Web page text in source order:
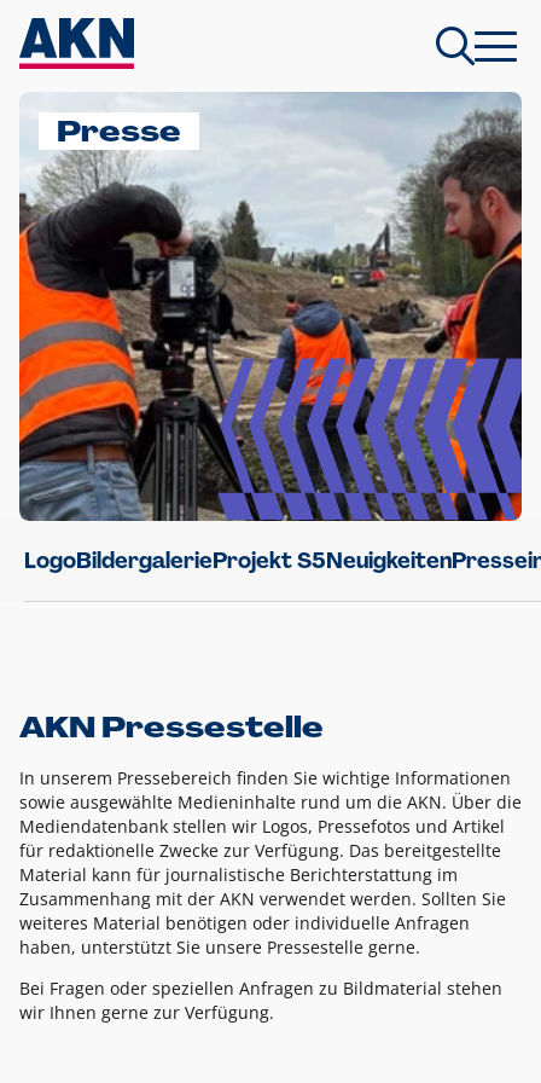
Presse
LogoBildergalerieProjekt S5Neuigkeiten
AKN Pressestelle
In unserem Pressebereich finden Sie wichtige Informationen
sowie ausgewählte Medieninhalte rund um die AKN. Über die
Mediendatenbank stellen wir Logos, Pressefotos und Artikel
für redaktionelle Zwecke zur Verfügung. Das bereitgestellte
Material kann für journalistische Berichterstattung im
Zusammenhang mit der AKN verwendet werden. Sollten Sie
weiteres Material benötigen oder individuelle Anfragen
haben, unterstützt Sie unsere Pressestelle gerne.
Bei Fragen oder speziellen Anfragen zu Bildmaterial stehen
wir Ihnen gerne zur Verfügung.